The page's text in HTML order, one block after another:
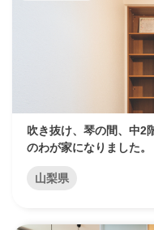
吹き抜け、琴の間、中2
のわが家になりました。
山梨県